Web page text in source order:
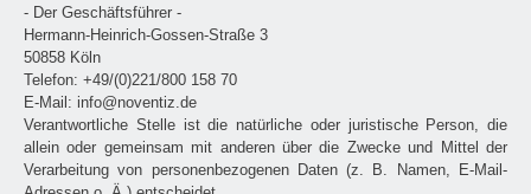
- Der Geschäftsführer -
Hermann-Heinrich-Gossen-Straße 3
50858 Köln
Telefon: +49/(0)221/800 158 70
E-Mail: info@noventiz.de
Verantwortliche Stelle ist die natürliche oder juristische Person, die
allein oder gemeinsam mit anderen über die Zwecke und Mittel der
Verarbeitung von personenbezogenen Daten (z. B. Namen, E-Mail-